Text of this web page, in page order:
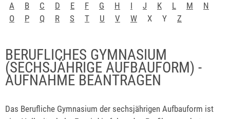
A
B C D E F G H I J K L M
N
O
P Q R S T U V W X Y Z
BERUFLICHES GYMNASIUM
(SECHSJÄHRIGE AUFBAUFORM) -
AUFNAHME BEANTRAGEN
Das Berufliche Gymnasium der sechsjährigen Aufbauform ist